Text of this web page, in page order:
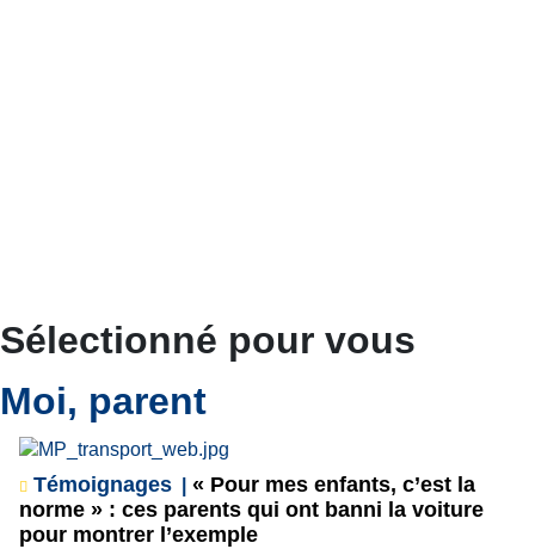
Sélectionné pour vous
Moi, parent
Témoignages
« Pour mes enfants, c’est la
norme » : ces parents qui ont banni la voiture
pour montrer l’exemple